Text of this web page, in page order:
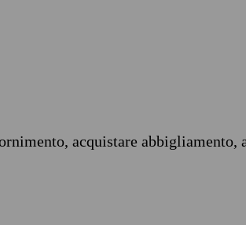
acquistare abbigliamento,